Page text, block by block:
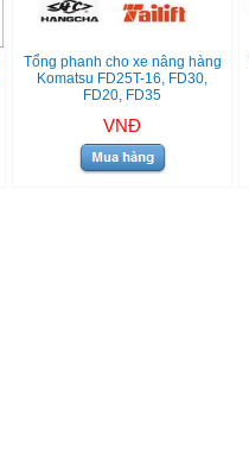
Tổng phanh cho xe nâng hàng
Komatsu FD25T-16, FD30,
FD20, FD35
VNĐ